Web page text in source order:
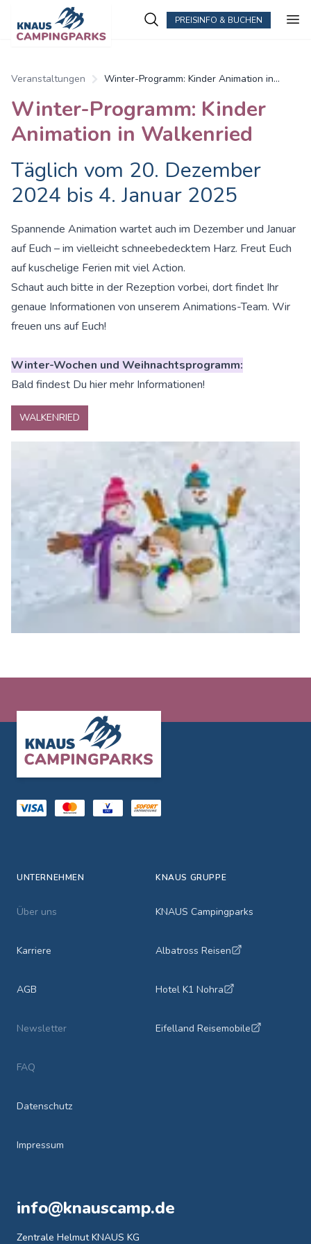
PREISINFO & BUCHEN
Veranstaltungen
Winter-Programm: Kinder Animation in
Winter-Programm: Kinder
Animation in Walkenried
Täglich vom 20. Dezember
2024 bis 4. Januar 2025
Spannende Animation wartet auch im Dezember und Januar
auf Euch – im vielleicht schneebedecktem Harz. Freut Euch
auf kuschelige Ferien mit viel Action.
Schaut auch bitte in der Rezeption vorbei, dort findet Ihr
genaue Informationen von unserem Animations-Team. Wir
freuen uns auf Euch!
Winter-Wochen und Weihnachtsprogramm:
Bald findest Du hier mehr Informationen!
WALKENRIED
UNTERNEHMEN
Über uns
Karriere
AGB
Newsletter
FAQ
Datenschutz
Impressum
KNAUS GRUPPE
KNAUS Campingparks
Albatross Reisen
Hotel K1 Nohra
Eifelland Reisemobile
info@knauscamp.de
Zentrale Helmut KNAUS KG